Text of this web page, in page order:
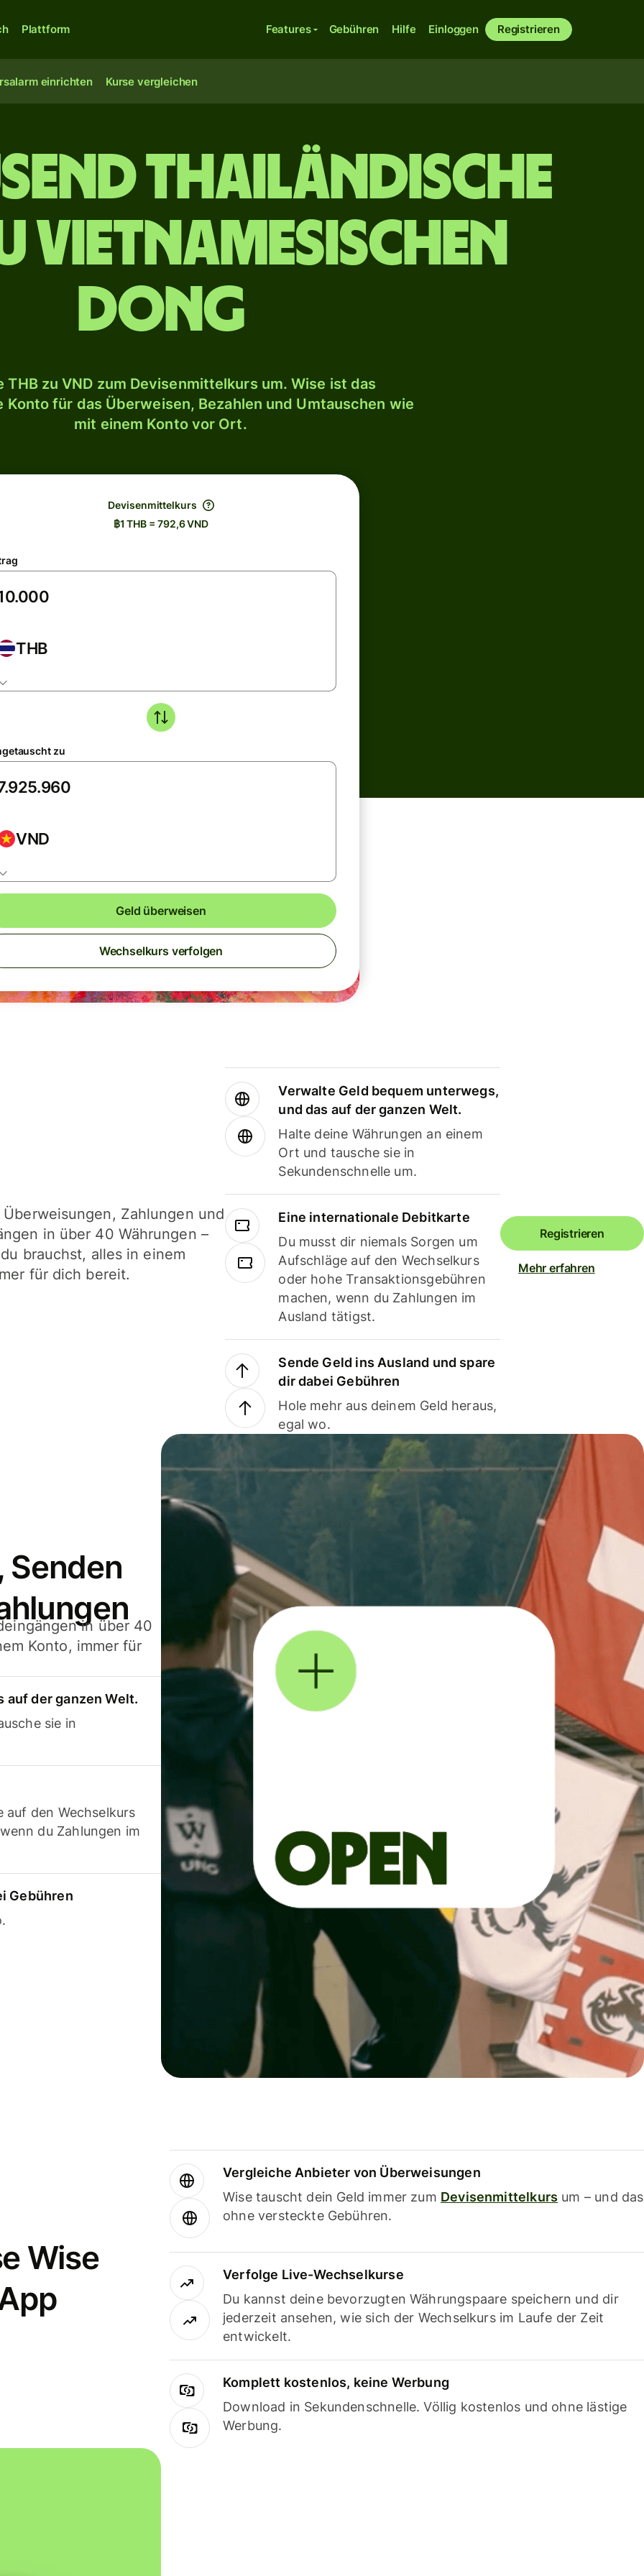
Plattform Features Gebühren Hilfe Einloggen Registrieren
einrichten Kurse vergleichen
thailändische
vietnamesischen
Dong
THB zu VND zum Devisenmittelkurs um. Wise ist das
Konto für das Überweisen, Bezahlen und Umtauschen wie
mit einem Konto vor Ort.
Devisenmittelkurs
฿1 THB = 792,6 VND
THB
zu
VND
Geld überweisen
Wechselkurs verfolgen
Zahlungen und
in über 40 Währungen –
brauchst, alles in einem
für dich bereit.
Verwalte Geld bequem unterwegs,
und das auf der ganzen Welt.
Halte deine Währungen an einem
Ort und tausche sie in
Sekundenschnelle um.
Eine internationale Debitkarte
Du musst dir niemals Sorgen um
Aufschläge auf den Wechselkurs
oder hohe Transaktionsgebühren
machen, wenn du Zahlungen im
Ausland tätigst.
Sende Geld ins Ausland und spare
dir dabei Gebühren
Hole mehr aus deinem Geld heraus,
egal wo.
Registrieren
Mehr erfahren
Senden
in über 40
Konto, immer für
auf der ganzen Welt.
sie in
auf den Wechselkurs
du Zahlungen im
Gebühren
Wise
Vergleiche Anbieter von Überweisungen
Wise tauscht dein Geld immer zum Devisenmittelkurs um – und das
ohne versteckte Gebühren.
Verfolge Live-Wechselkurse
Du kannst deine bevorzugten Währungspaare speichern und dir
jederzeit ansehen, wie sich der Wechselkurs im Laufe der Zeit
entwickelt.
Komplett kostenlos, keine Werbung
Download in Sekundenschnelle. Völlig kostenlos und ohne lästige
Werbung.